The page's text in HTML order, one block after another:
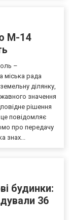
М-14
–
міська рада
ділянку,
значення
рішення
це повідомляє
про передачу
знах...
будинки:
36